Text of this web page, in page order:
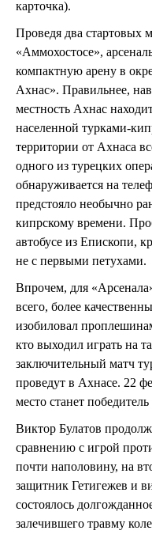
карточка).
Проведя два стартовых
«Аммохостосе»,
компактную арену в
Ахнас». Правильнее,
местность Ахнас
населенной турками-
территории от Ахнаса
одного из турецких
обнаруживается на
предстояло необычно
кипрскому времени.
автобусе из Епископи,
не с первыми петухами.
Впрочем, для
всего, более
изобиловал
кто выходил играть на
заключительный матч
проведут в Ахнасе. 22
место станет
Виктор Булатов
сравнению с игрой
почти наполовину, на
защитник Гетигежев и
состоялось
залечившего травму